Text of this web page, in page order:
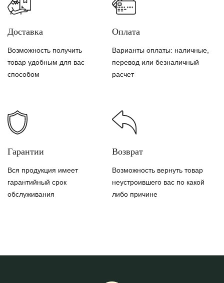
Доставка
Возможность получить
товар удобным для вас
способом
Оплата
Варианты оплаты: наличные,
перевод или безналичный
расчет
Гарантии
Вся продукция имеет
гарантийный срок
обслуживания
Возврат
Возможность вернуть товар
неустроившего вас по какой
либо причине